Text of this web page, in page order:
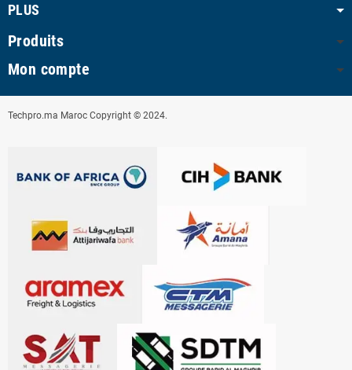
PLUS
Produits
Mon compte
Techpro.ma Maroc Copyright © 2024.